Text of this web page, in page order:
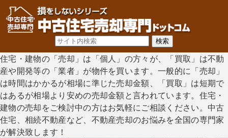
住宅・建物の「売却」は「個人」の方々が、「買取」は不動
産や開発等の「業者」が物件を買います。一般的に「売却」
は時間はかかるが相場に準じた売却金額、「買取」は短期で
はあるが相場より安めの売却金額と言われています。住宅・
建物の売却をご検討中の方はお気軽にご相談ください。中古
住宅、相続不動産など、不動産売却のお悩みを全国の専門家
が解決致します！